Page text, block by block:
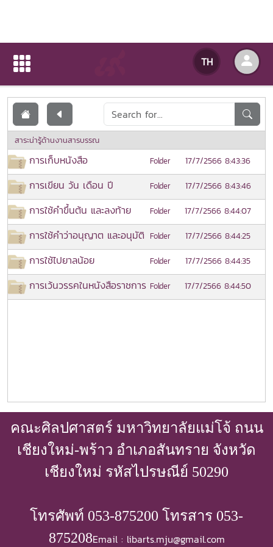
TH
เอกสารเผยแพร่
สาระน่ารู้ด้านงานสารบรรณ
การเก็บหนังสือ Folder 17/7/2566 8:43:36
การเขียน วัน เดือน ปี Folder 17/7/2566 8:43:46
การใช้คำขึ้นต้น และลงท้าย Folder 17/7/2566 8:44:07
การใช้คำว่าอนุญาต และอนุมัติ Folder 17/7/2566 8:44:25
การใช้ไปยาลน้อย Folder 17/7/2566 8:44:35
การเว้นวรรคในหนังสือราชการ Folder 17/7/2566 8:44:50
คณะศิลปศาสตร์ มหาวิทยาลัยแม่โจ้ ถนน
เชียงใหม่-พร้าว อำเภอสันทราย จังหวัด
เชียงใหม่ รหัสไปรษณีย์ 50290
โทรศัพท์ 053-875200 โทรสาร 053-
875208Email : libarts.mju@gmail.com